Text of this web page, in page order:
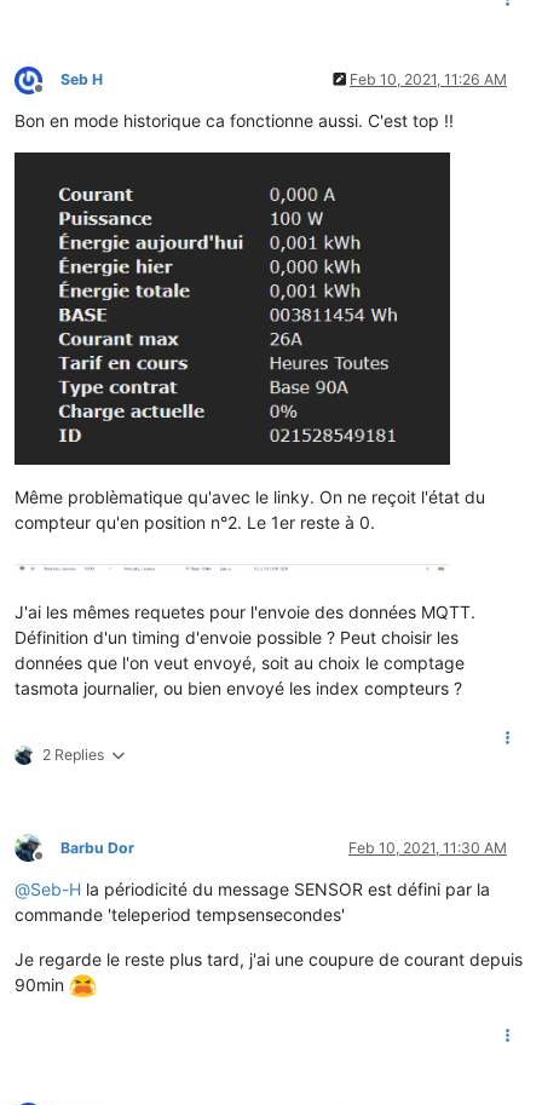
Offline
Seb H Feb 10, 2021, 11:26 AM
Bon en mode historique ca fonctionne aussi. C'est top !!
Même problèmatique qu'avec le linky. On ne reçoit l'état du
compteur qu'en position n°2. Le 1er reste à 0.
J'ai les mêmes requetes pour l'envoie des données MQTT.
Définition d'un timing d'envoie possible ? Peut choisir les
données que l'on veut envoyé, soit au choix le comptage
tasmota journalier, ou bien envoyé les index compteurs ?
2 Replies
Offline
Barbu Dor Feb 10, 2021, 11:30 AM
@Seb-H la périodicité du message SENSOR est défini par la
commande 'teleperiod tempsensecondes'
Je regarde le reste plus tard, j'ai une coupure de courant depuis
90min